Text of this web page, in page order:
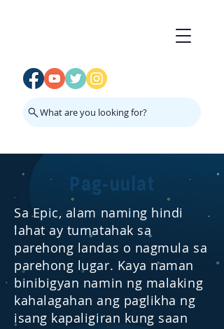
What are you looking for?
Pag-uulat
Sa Epic, alam naming hindi
lahat ay tumatahak sa
parehong landas o nagmula sa
parehong lugar. Kaya naman
binibigyan namin ng malaking
kahalagahan ang paglikha ng
isang kapaligiran kung saan